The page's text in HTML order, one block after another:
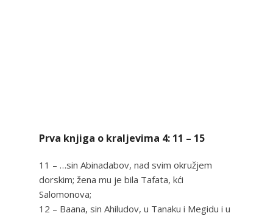
Prva knjiga o kraljevima 4: 11 – 15
11 – …sin Abinadabov, nad svim okružjem
dorskim; žena mu je bila Tafata, kći
Salomonova;
12 – Baana, sin Ahiludov, u Tanaku i Megidu i u